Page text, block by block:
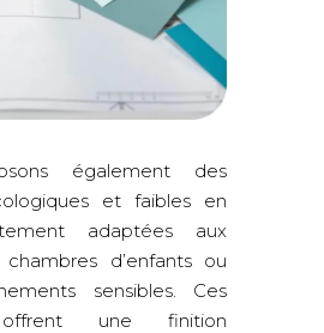
également des
et faibles en
adaptées aux
d’enfants ou
sensibles. Ces
une finition